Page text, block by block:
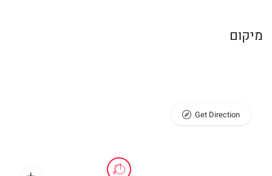
מיקום
Get Direction